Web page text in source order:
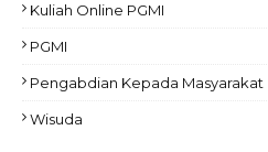
Kuliah Online PGMI
PGMI
Pengabdian Kepada Masyarakat
Wisuda